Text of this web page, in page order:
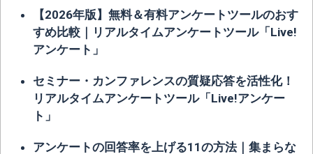
【2026年版】無料＆有料アンケートツールのおす
すめ比較｜リアルタイムアンケートツール「Live!
アンケート」
セミナー・カンファレンスの質疑応答を活性化！
リアルタイムアンケートツール「Live!アンケー
ト」
アンケートの回答率を上げる11の方法｜集まらな